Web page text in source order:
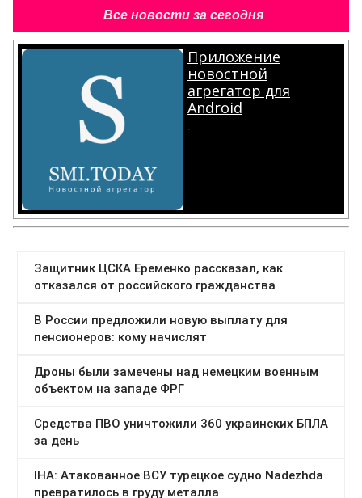
Все новости за сегодня
Приложение
новостной
агрегатор для
Android
.